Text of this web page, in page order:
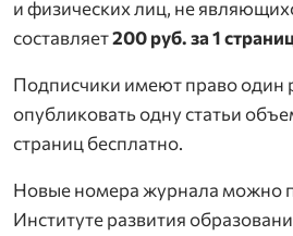
и физических лиц, не
составляет200 руб. за 1
Подписчики имеют право один
опубликовать одну статьи
страниц бесплатно.
Новые номера журнала можно
Институте развития